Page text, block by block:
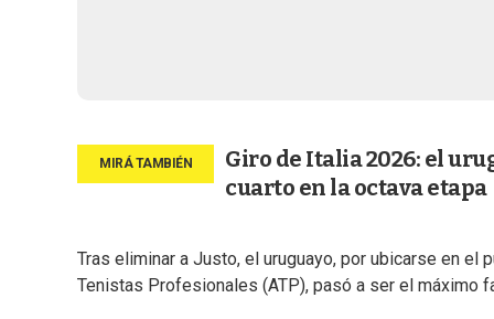
Giro de Italia 2026: el
cuarto en la octava etapa
Tras eliminar a Justo, el uruguayo, por ubicarse en
Tenistas Profesionales (ATP), pasó a ser el máximo